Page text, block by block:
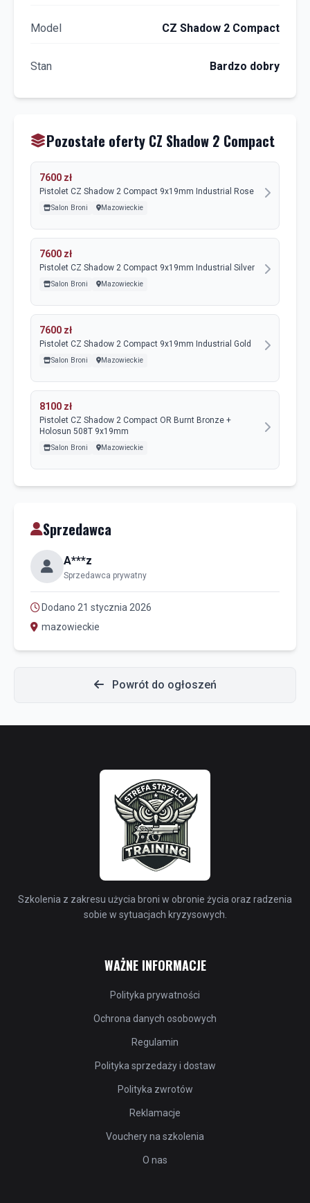
Model CZ Shadow 2 Compact
Stan Bardzo dobry
Pozostałe oferty CZ Shadow 2 Compact
7600 zł
Pistolet CZ Shadow 2 Compact 9x19mm Industrial Rose
Salon Broni Mazowieckie
7600 zł
Pistolet CZ Shadow 2 Compact 9x19mm Industrial Silver
Salon Broni Mazowieckie
7600 zł
Pistolet CZ Shadow 2 Compact 9x19mm Industrial Gold
Salon Broni Mazowieckie
8100 zł
Pistolet CZ Shadow 2 Compact OR Burnt Bronze +
Holosun 508T 9x19mm
Salon Broni Mazowieckie
Sprzedawca
A***z
Sprzedawca prywatny
Dodano 21 stycznia 2026
mazowieckie
Powrót do ogłoszeń
Szkolenia z zakresu użycia broni w obronie życia oraz radzenia
sobie w sytuacjach kryzysowych.
WAŻNE INFORMACJE
Polityka prywatności
Ochrona danych osobowych
Regulamin
Polityka sprzedaży i dostaw
Polityka zwrotów
Reklamacje
Vouchery na szkolenia
O nas